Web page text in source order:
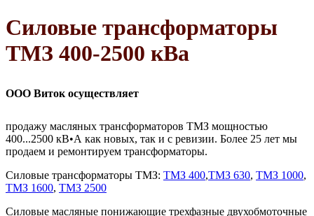
Силовые трансформаторы
ТМЗ 400-2500 кВа
ООО Виток осуществляет
продажу масляных трансформаторов ТМЗ мощностью
400...2500 кВ•А как новых, так и с ревизии. Более 25 лет мы
продаем и ремонтируем трансформаторы.
Силовые трансформаторы ТМЗ: ТМЗ 400,ТМЗ 630, ТМЗ 1000,
ТМЗ 1600, ТМЗ 2500
Силовые масляные понижающие трехфазные двухобмоточные